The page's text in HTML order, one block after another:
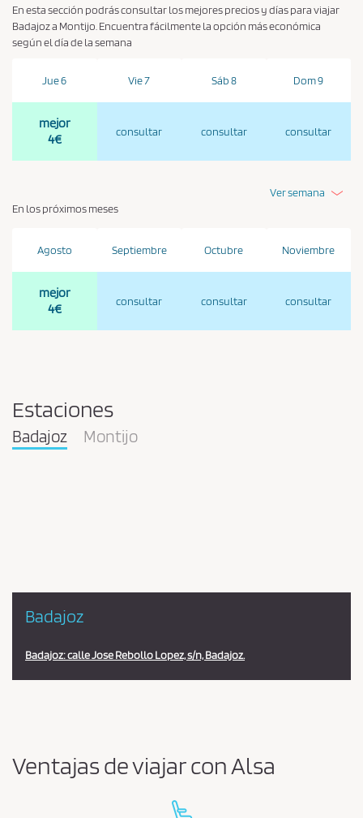
En esta sección podrás consultar los mejores precios y días para viajar
Badajoz a Montijo. Encuentra fácilmente la opción más económica
según el día de la semana
Jue 6
mejor
4€
Vie 7
consultar
Sáb 8
consultar
Dom 9
consultar
Ver semana
En los próximos meses
Agosto
mejor
4€
Septiembre
consultar
Octubre
consultar
Noviembre
consultar
Estaciones
Badajoz Montijo
Badajoz
Badajoz: calle Jose Rebollo Lopez, s/n, Badajoz.
Ventajas de viajar con Alsa